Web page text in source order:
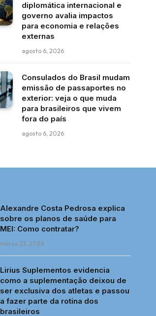
diplomática internacional e
governo avalia impactos
para economia e relações
externas
agosto 6, 2026
Consulados do Brasil mudam
emissão de passaportes no
exterior: veja o que muda
para brasileiros que vivem
fora do país
agosto 6, 2026
Alexandre Costa Pedrosa explica
sobre os planos de saúde para
MEI: Como contratar?
março 23, 2026
Lirius Suplementos evidencia
como a suplementação deixou de
ser exclusiva dos atletas e passou
a fazer parte da rotina dos
brasileiros